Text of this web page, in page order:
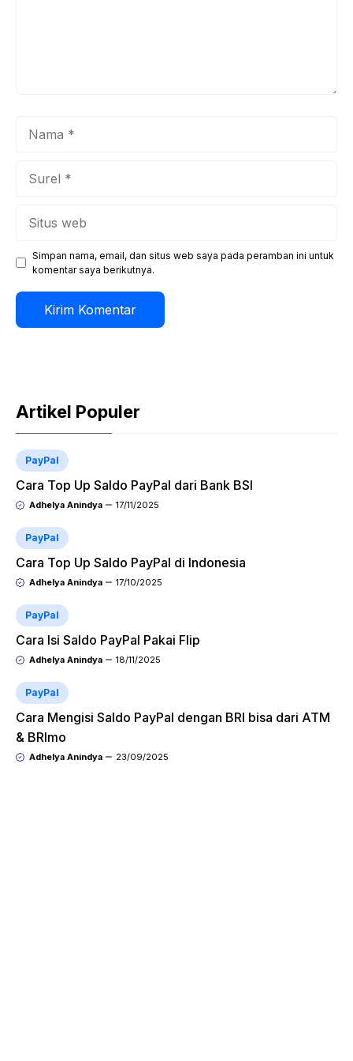
Simpan nama, email, dan situs web saya pada peramban ini untuk
komentar saya berikutnya.
Artikel Populer
PayPal
Cara Top Up Saldo PayPal dari Bank BSI
Adhelya Anindya 17/11/2025
PayPal
Cara Top Up Saldo PayPal di Indonesia
Adhelya Anindya 17/10/2025
PayPal
Cara Isi Saldo PayPal Pakai Flip
Adhelya Anindya 18/11/2025
PayPal
Cara Mengisi Saldo PayPal dengan BRI bisa dari ATM
& BRImo
Adhelya Anindya 23/09/2025